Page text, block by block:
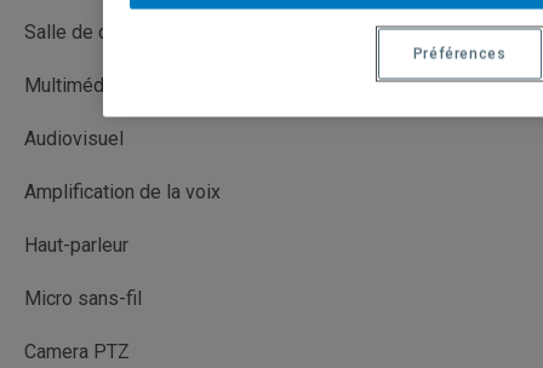
Salle de cours
Multimédia avec captation (MMC)
Audiovisuel
Amplification de la voix
Haut-parleur
Micro sans-fil
Camera PTZ
Préférences